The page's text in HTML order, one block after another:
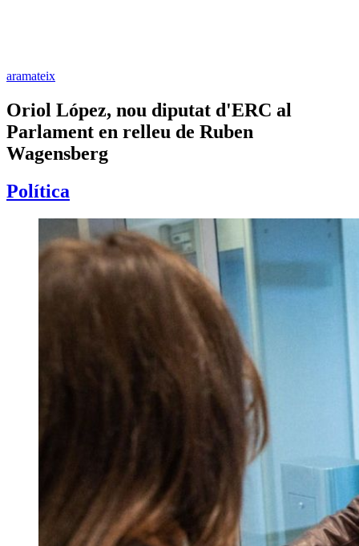
aramateix
Oriol López, nou diputat d'ERC al
Parlament en relleu de Ruben
Wagensberg
Política